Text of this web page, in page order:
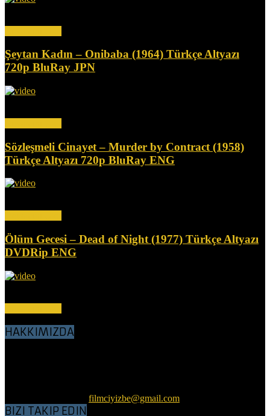
Şeytan Kadın – Onibaba (1964) Türkçe Altyazı
720p BluRay JPN
Sözleşmeli Cinayet – Murder by Contract (1958)
Türkçe Altyazı 720p BluRay ENG
Ölüm Gecesi – Dead of Night (1977) Türkçe Altyazı
DVDRip ENG
HAKKIMIZDA
filmciyizbe@gmail.com
BIZI TAKIP EDIN